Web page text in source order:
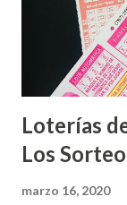
Loterías
Los
marzo 16, 2020